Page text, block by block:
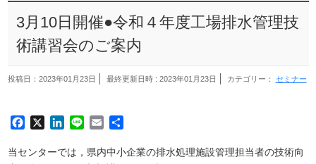
3月10日開催●令和４年度工場排水管理技
術講習会のご案内
投稿日：2023年01月23日 最終更新日時 : 2023年01月23日 カテゴリー： セミナー
FacebookLinkedIn
Line Email
当センターでは，県内中小企業の排水処理施設管理担当者の技術向